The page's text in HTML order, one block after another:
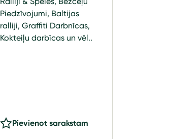
Piedzīvojumi, Baltijas
ralliji, Graffiti Darbnīcas,
Kokteiļu darbīcas un vēl..
Pievienot sarakstam